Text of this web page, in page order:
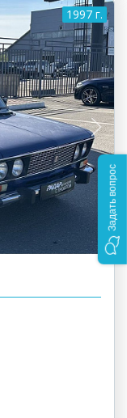
1997 г.
Задать вопрос